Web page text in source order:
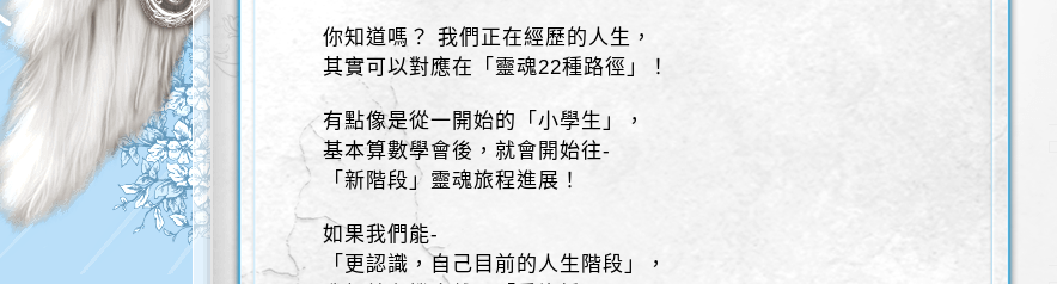
你知道嗎？ 我們正在經歷的人生，
其實可以對應在「靈魂22種路徑」！
有點像是從一開始的「小學生」，
基本算數學會後，就會開始往-
「新階段」靈魂旅程進展！
如果我們能-
「更認識，自己目前的人生階段」，